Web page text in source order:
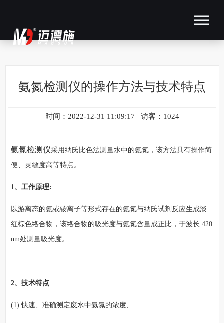
氨氮检测仪的操作方法与技术特点
时间：2022-12-31 11:09:17 访客：1024
氨氮检测仪采用纳氏比色法测量水中的氨氮，该方法具有操作简
便、灵敏度高等特点。
1、工作原理:
以游离态的氨或铵离子等形式存在的氨氮与纳氏试剂反应生成淡
红棕色络合物，该络合物的吸光度与氨氮含量成正比，于波长 420
nm处测量吸光度。
2、技术特点
(1) 快速、准确测定废水中氨氮的浓度;